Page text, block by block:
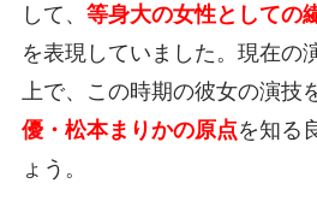
して、 等身大の女性としての
を表現していました。現在の
上で、この時期の彼女の演技
優・松本まりかの原点を知る
ょう。